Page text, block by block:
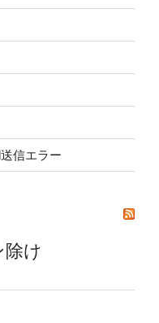
信エラー
除け